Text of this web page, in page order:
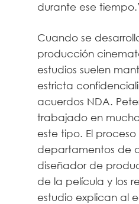
durante ese
Cuando se
producción
estudios suelen
estricta
acuerdos NDA.
trabajado en
este tipo. El
departamentos de
diseñador de
de la película y los
estudio explican al